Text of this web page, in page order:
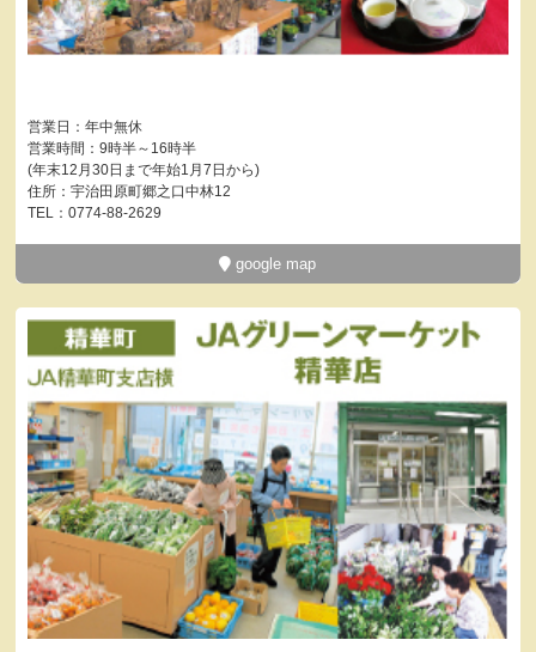
営業日：年中無休
営業時間：9時半～16時半
(年末12月30日まで年始1月7日から)
住所：宇治田原町郷之口中林12
TEL：0774-88-2629
google map